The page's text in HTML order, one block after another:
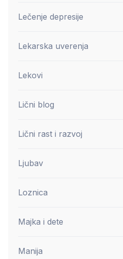
Lečenje depresije
Lekarska uverenja
Lekovi
Lični blog
Lični rast i razvoj
Ljubav
Loznica
Majka i dete
Manija